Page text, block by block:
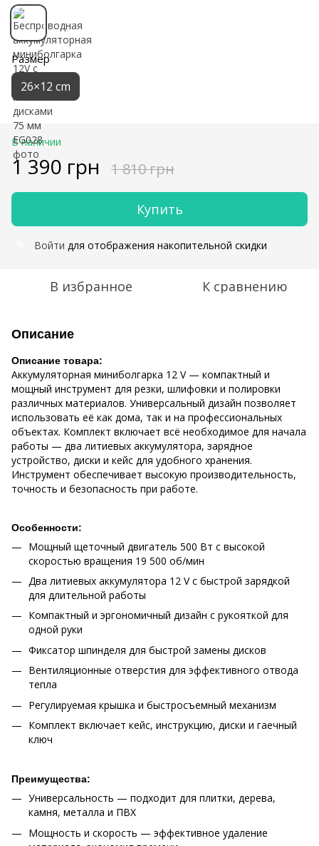
Размер
26×12 cm
В наличии
1 390 грн 1 810 грн
Купить
Войти для отображения накопительной скидки
В избранное К сравнению
Описание
Описание товара:
Аккумуляторная миниболгарка 12 V — компактный и
мощный инструмент для резки, шлифовки и полировки
различных материалов. Универсальный дизайн позволяет
использовать её как дома, так и на профессиональных
объектах. Комплект включает всё необходимое для начала
работы — два литиевых аккумулятора, зарядное
устройство, диски и кейс для удобного хранения.
Инструмент обеспечивает высокую производительность,
точность и безопасность при работе.
Особенности:
Мощный щеточный двигатель 500 Вт с высокой
скоростью вращения 19 500 об/мин
Два литиевых аккумулятора 12 V с быстрой зарядкой
для длительной работы
Компактный и эргономичный дизайн с рукояткой для
одной руки
Фиксатор шпинделя для быстрой замены дисков
Вентиляционные отверстия для эффективного отвода
тепла
Регулируемая крышка и быстросъемный механизм
Комплект включает кейс, инструкцию, диски и гаечный
ключ
Преимущества:
Универсальность — подходит для плитки, дерева,
камня, металла и ПВХ
Мощность и скорость — эффективное удаление